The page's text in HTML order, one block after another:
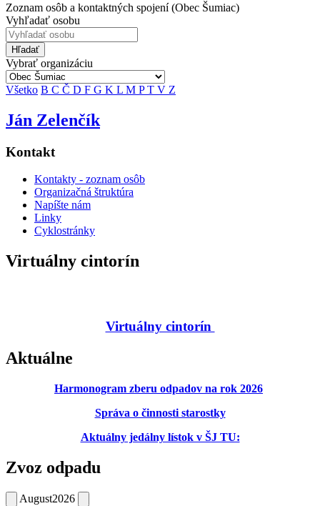
Zoznam osôb a kontaktných spojení (Obec Šumiac)
Vyhľadať osobu
Hľadať
Vybrať organizáciu
Všetko B C Č D F G K L M PT V Z
Ján Zelenčík
Kontakt
Kontakty - zoznam osôb
Organizačná štruktúra
Napíšte nám
Linky
Cyklostránky
Virtuálny cintorín
Virtuálny cintorín
Aktuálne
Harmonogram zberu odpadov na rok 2026
Správa o činnosti starostky
Aktuálny jedálny lístok v ŠJ TU:
Zvoz odpadu
August2026